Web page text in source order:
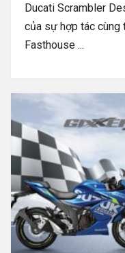
Ducati Scrambler
của sự hợp tác cùng
Fasthouse ...